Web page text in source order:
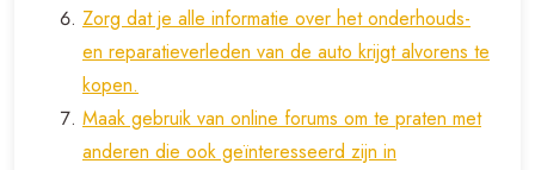
Zorg dat je alle informatie over het onderhouds-
en reparatieverleden van de auto krijgt alvorens te
kopen.
Maak gebruik van online forums om te praten met
anderen die ook geïnteresseerd zijn in